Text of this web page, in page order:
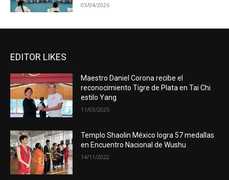
03/04/2026
EDITOR LIKES
Maestro Daniel Corona recibe el
reconocimiento Tigre de Plata en Tai Chi
estilo Yang
11/03/2025
Templo Shaolin México logra 57 medallas
en Encuentro Nacional de Wushu
14/11/2022